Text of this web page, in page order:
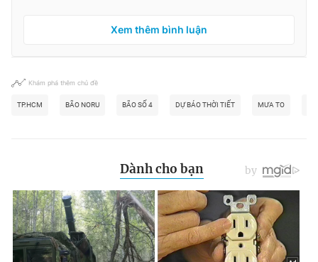
Xem thêm bình luận
Khám phá thêm chủ đề
TP.HCM BÃO NORU BÃO SỐ 4 DỰ BÁO THỜI TIẾT MƯA TO